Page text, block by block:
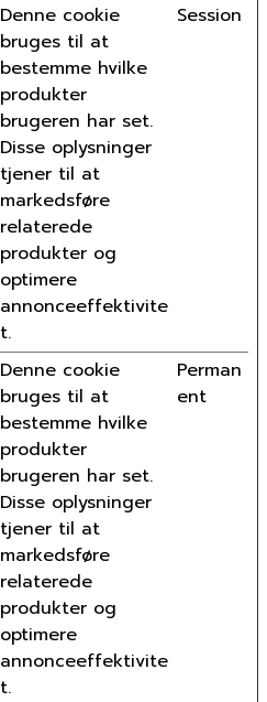
Denne cookie
bruges til at
bestemme hvilke
produkter
brugeren har set.
Disse oplysninger
tjener til at
markedsføre
relaterede
produkter og
optimere
annonceeffektivite
t.
Session
Denne cookie
bruges til at
bestemme hvilke
produkter
brugeren har set.
Disse oplysninger
tjener til at
markedsføre
relaterede
produkter og
optimere
annonceeffektivite
t.
Perman
ent